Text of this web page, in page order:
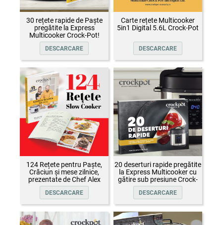
30 rețete rapide de Paște
pregătite la Express
Multicooker Crock-Pot!
DESCARCARE
Carte rețete Multicooker
5in1 Digital 5.6L Crock-Pot
DESCARCARE
124 Rețete pentru Paște,
Crăciun și mese zilnice,
prezentate de Chef Alex
Cîrțu și invitații săi
DESCARCARE
20 deserturi rapide pregătite
la Express Multicooker cu
gătire sub presiune Crock-
Pot
DESCARCARE